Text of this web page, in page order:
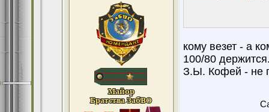
кому везет - а
100/80
З.Ы. Кофей - не